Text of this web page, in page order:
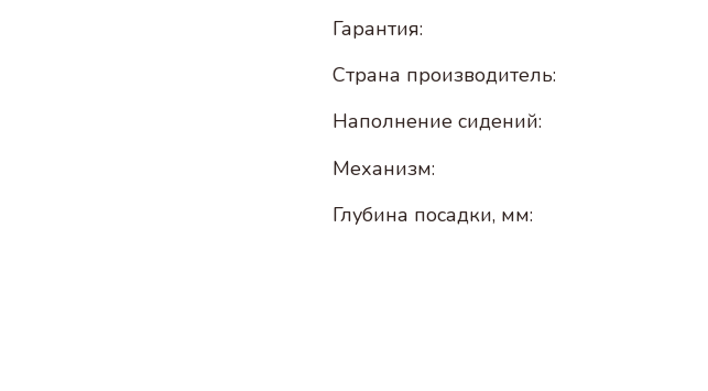
Гарантия:
Страна производитель:
Наполнение сидений:
Механизм:
Глубина посадки, мм: